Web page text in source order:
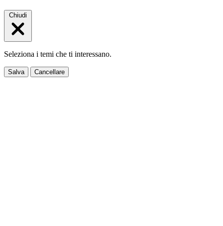
Chiudi
Seleziona i temi che ti interessano.
Salva Cancellare